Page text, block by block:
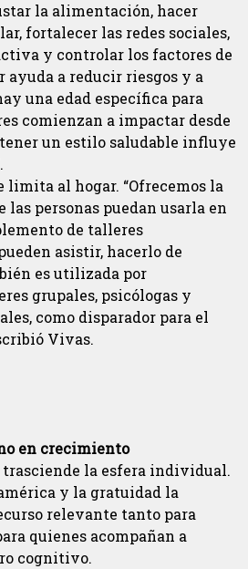
la alimentación, hacer
fortalecer las redes sociales,
y controlar los factores de
ayuda a reducir riesgos y a
una edad específica para
comienzan a impactar desde
un estilo saludable influye
limita al hogar. “Ofrecemos la
las personas puedan usarla en
de talleres
asistir, hacerlo de
es utilizada por
grupales, psicólogas y
como disparador para el
Vivas.
en crecimiento
trasciende la esfera individual.
y la gratuidad la
relevante tanto para
quienes acompañan a
cognitivo.